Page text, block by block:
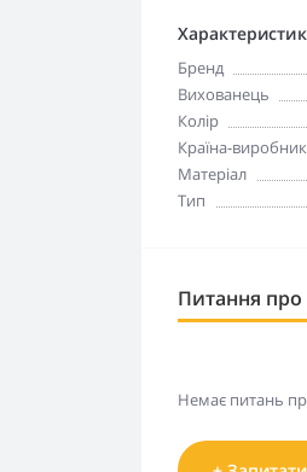
Бренд
Вихованець
Колір
Країна-виробник
Матеріал
Тип
Питання про
Немає питань